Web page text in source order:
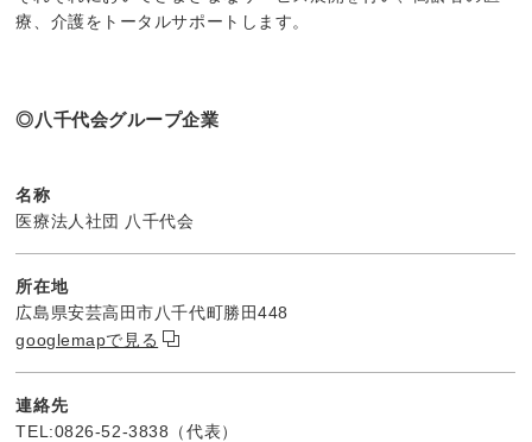
療、介護をトータルサポートします。
八千代会グループ企業
名称
医療法人社団 八千代会
所在地
広島県安芸高田市八千代町勝田448
googlemapで見る
連絡先
TEL:0826-52-3838（代表）